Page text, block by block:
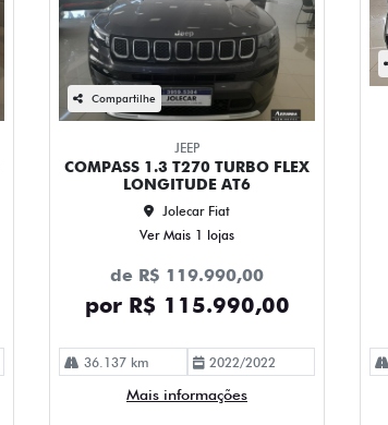
Compartilhe
JEEP
COMPASS 1.3 T270 TURBO FLEX
LONGITUDE AT6
Jolecar Fiat
Ver Mais 1 lojas
de R$ 119.990,00
por R$ 115.990,00
36.137 km 2022/2022
Mais informações